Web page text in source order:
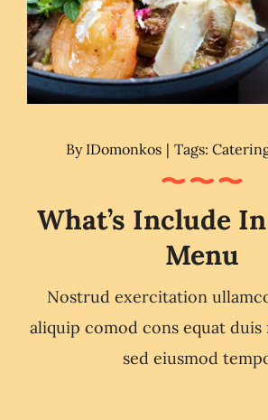
By IDomonkos | Tags:
What’s Include
Menu
Nostrud exercitation
aliquip comod cons equat
sed eiusmod